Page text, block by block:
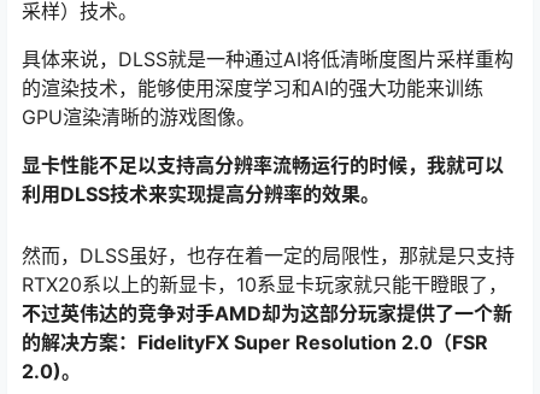
采样）技术。
具体来说，DLSS就是一种通过AI将低清晰度图片采样重构
的渲染技术，能够使用深度学习和AI的强大功能来训练
GPU渲染清晰的游戏图像。
显卡性能不足以支持高分辨率流畅运行的时候，我就可以
利用DLSS技术来实现提高分辨率的效果。
然而，DLSS虽好，也存在着一定的局限性，那就是只支持
RTX20系以上的新显卡，10系显卡玩家就只能干瞪眼了，
不过英伟达的竞争对手AMD却为这部分玩家提供了一个新
的解决方案：FidelityFX Super Resolution 2.0（FSR
2.0)。